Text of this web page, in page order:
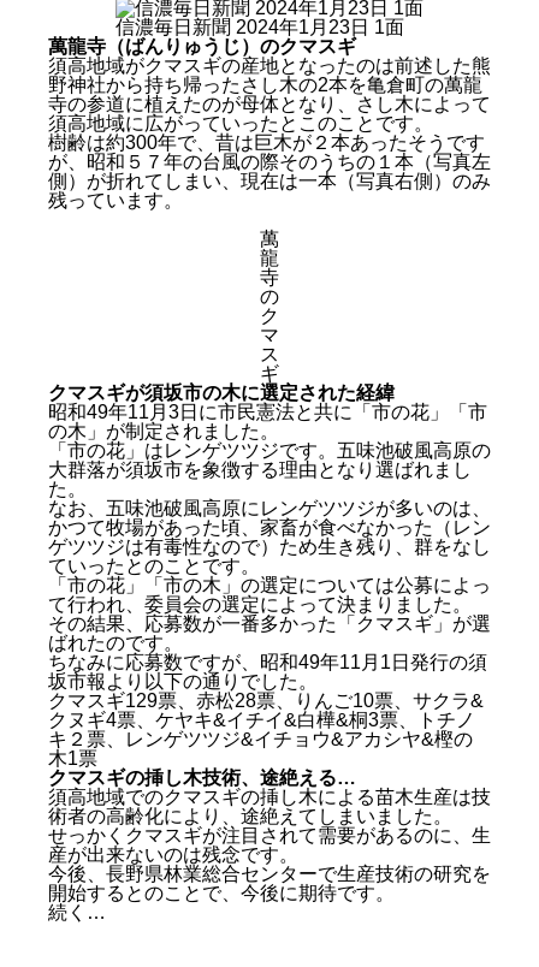
信濃毎日新聞 2024年1月23日 1面
萬龍寺（ばんりゅうじ）のクマスギ
須高地域がクマスギの産地となったのは前述した熊
野神社から持ち帰ったさし木の2本を亀倉町の萬龍
寺の参道に植えたのが母体となり、さし木によって
須高地域に広がっていったとこのことです。
樹齢は約300年で、昔は巨木が２本あったそうです
が、昭和５７年の台風の際そのうちの１本（写真左
側）が折れてしまい、現在は一本（写真右側）のみ
残っています。
萬
龍
寺
の
ク
マ
ス
ギ
クマスギが須坂市の木に選定された経緯
昭和49年11月3日に市民憲法と共に「市の花」「市
の木」が制定されました。
「市の花」はレンゲツツジです。五味池破風高原の
大群落が須坂市を象徴する理由となり選ばれまし
た。
なお、五味池破風高原にレンゲツツジが多いのは、
かつて牧場があった頃、家畜が食べなかった（レン
ゲツツジは有毒性なので）ため生き残り、群をなし
ていったとのことです。
「市の花」「市の木」の選定については公募によっ
て行われ、委員会の選定によって決まりました。
その結果、応募数が一番多かった「クマスギ」が選
ばれたのです。
ちなみに応募数ですが、昭和49年11月1日発行の須
坂市報より以下の通りでした。
クマスギ129票、赤松28票、りんご10票、サクラ&
クヌギ4票、ケヤキ&イチイ&白樺&桐3票、トチノ
キ２票、レンゲツツジ&イチョウ&アカシヤ&樫の
木1票
クマスギの挿し木技術、途絶える…
須高地域でのクマスギの挿し木による苗木生産は技
術者の高齢化により、途絶えてしまいました。
せっかくクマスギが注目されて需要があるのに、生
産が出来ないのは残念です。
今後、長野県林業総合センターで生産技術の研究を
開始するとのことで、今後に期待です。
続く…
全国的に注目され始めた「クマスギ」
花粉の量が普通のスギの１割以下
萬龍寺（ばんりゅうじ）のクマスギ
クマスギが須坂市の木に選定された経緯
クマスギの挿し木技術、途絶える…